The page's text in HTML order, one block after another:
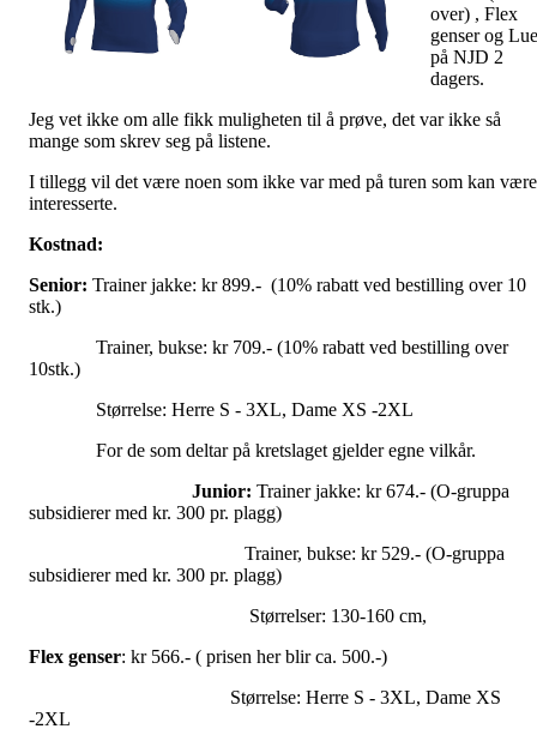
over) , Flex
genser og Lue
på NJD 2
dagers.
Jeg vet ikke om alle fikk muligheten til å prøve, det var ikke så
mange som skrev seg på listene.
I tillegg vil det være noen som ikke var med på turen som kan være
interesserte.
Kostnad:
Senior: Trainer jakke: kr 899.- (10% rabatt ved bestilling over 10
stk.)
Trainer, bukse: kr 709.- (10% rabatt ved bestilling over
10stk.)
Størrelse: Herre S - 3XL, Dame XS -2XL
For de som deltar på kretslaget gjelder egne vilkår.
Junior: Trainer jakke: kr 674.- (O-gruppa
subsidierer med kr. 300 pr. plagg)
Trainer, bukse: kr 529.- (O-gruppa
subsidierer med kr. 300 pr. plagg)
Størrelser: 130-160 cm,
Flex genser: kr 566.- ( prisen her blir ca. 500.-)
Størrelse: Herre S - 3XL, Dame XS
-2XL